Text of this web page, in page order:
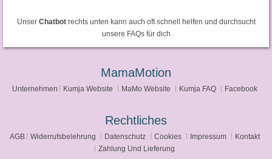
Unser Chatbotrechts unten kann auch oft schnell helfen und durchsucht
unsere FAQs für dich
MamaMotion
Unternehmen Kumja Website MaMo Website Kumja FAQ Facebook
Rechtliches
AGB Widerrufsbelehrung Datenschutz Cookies Impressum
Kontakt
Zahlung Und Lieferung